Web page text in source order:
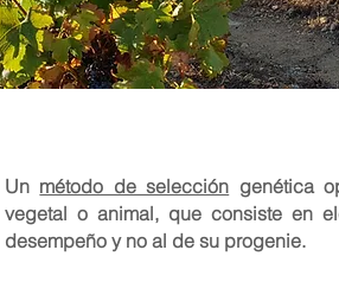
Un método de selección genética
vegetal o animal, que consiste en
desempeño y no al de su progenie.